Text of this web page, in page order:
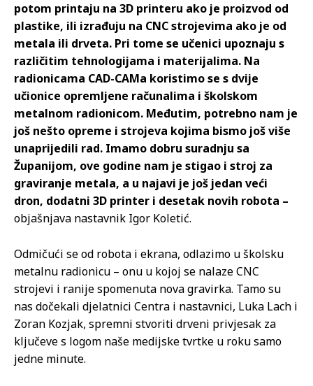
potom printaju na 3D printeru ako je proizvod od
plastike, ili izrađuju na CNC strojevima ako je od
metala ili drveta. Pri tome se učenici upoznaju s
različitim tehnologijama i materijalima. Na
radionicama CAD-CAMa koristimo se s dvije
učionice opremljene računalima i školskom
metalnom radionicom. Međutim, potrebno nam je
još nešto opreme i strojeva kojima bismo još više
unaprijedili rad. Imamo dobru suradnju sa
Županijom, ove godine nam je stigao i stroj za
graviranje metala, a u najavi je još jedan veći
dron, dodatni 3D printer i desetak novih robota –
objašnjava nastavnik Igor Koletić.
Odmičući se od robota i ekrana, odlazimo u školsku
metalnu radionicu – onu u kojoj se nalaze CNC
strojevi i ranije spomenuta nova gravirka. Tamo su
nas dočekali djelatnici Centra i nastavnici, Luka Lach i
Zoran Kozjak, spremni stvoriti drveni privjesak za
ključeve s logom naše medijske tvrtke u roku samo
jedne minute.